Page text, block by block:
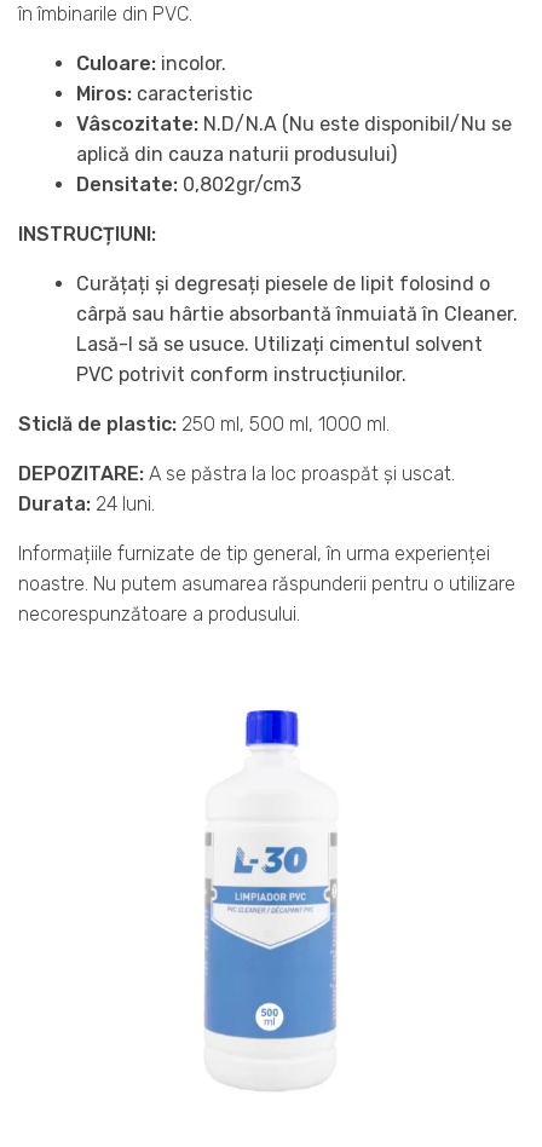
în îmbinarile din PVC.
Culoare: incolor.
Miros: caracteristic
Vâscozitate: N.D/N.A (Nu este disponibil/Nu se
aplică din cauza naturii produsului)
Densitate: 0,802gr/cm3
INSTRUCȚIUNI:
Curățați și degresați piesele de lipit folosind o
cârpă sau hârtie absorbantă înmuiată în Cleaner.
Lasă-l să se usuce. Utilizați cimentul solvent
PVC potrivit conform instrucțiunilor.
Sticlă de plastic: 250 ml, 500 ml, 1000 ml.
DEPOZITARE: A se păstra la loc proaspăt și uscat.
Durata: 24 luni.
Informațiile furnizate de tip general, în urma experienței
noastre. Nu putem asumarea răspunderii pentru o utilizare
necorespunzătoare a produsului.